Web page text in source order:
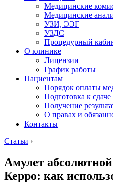
Медицинские
Медицинские
УЗИ, ЭЭГ
УЗДС
Процедурный
О клинике
Лицензии
График работы
Пациентам
Порядок оплаты
Подготовка к сдаче
Получение
О правах и
Контакты
Статьи ›
Амулет
Керро: как